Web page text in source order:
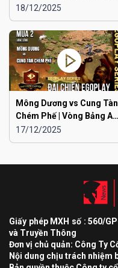
Liên Quân Hà Nội vs Hà
Đông
18/12/2025
Mông Dương vs Cung Tàn
Chém Phế | Vòng Bảng AoE
Toàn Quốc Đại Chiến
EGOPLAY mùa 2
17/12/2025
Giấy phép MXH số : 560/
và Truyền Thông
Đơn vị chủ quản: Công Ty
Nội dung chịu trách nhiệm